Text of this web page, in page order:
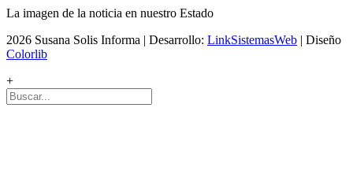
La imagen de la noticia en nuestro Estado
2026 Susana Solis Informa | Desarrollo: LinkSistemasWeb | Diseño
Colorlib
+